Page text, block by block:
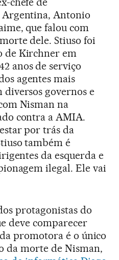
Antonio
que falou com
dele. Stiuso foi
de Kirchner em
anos de serviço
agentes mais
governos e
Nisman na
contra a AMIA.
por trás da
também é
da esquerda e
ilegal. Ele vai
protagonistas do
deve comparecer
promotora é o único
da morte de Nisman,